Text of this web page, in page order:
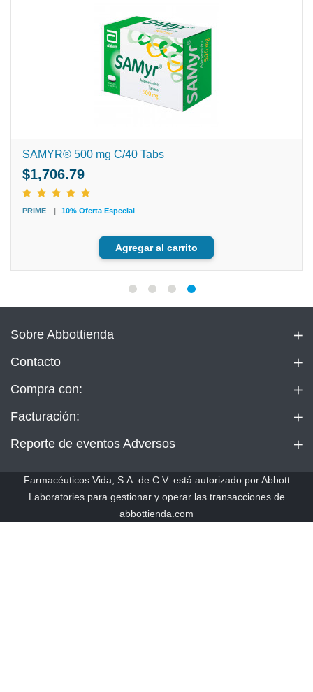
SAMYR® 500 mg C/40 Tabs
$1,706.79
PRIME 10% Oferta Especial
Agregar al carrito
Sobre Abbottienda
Contacto
Compra con:
Facturación:
Reporte de eventos Adversos
Farmacéuticos Vida, S.A. de C.V. está autorizado por Abbott
Laboratories para gestionar y operar las transacciones de
abbottienda.com